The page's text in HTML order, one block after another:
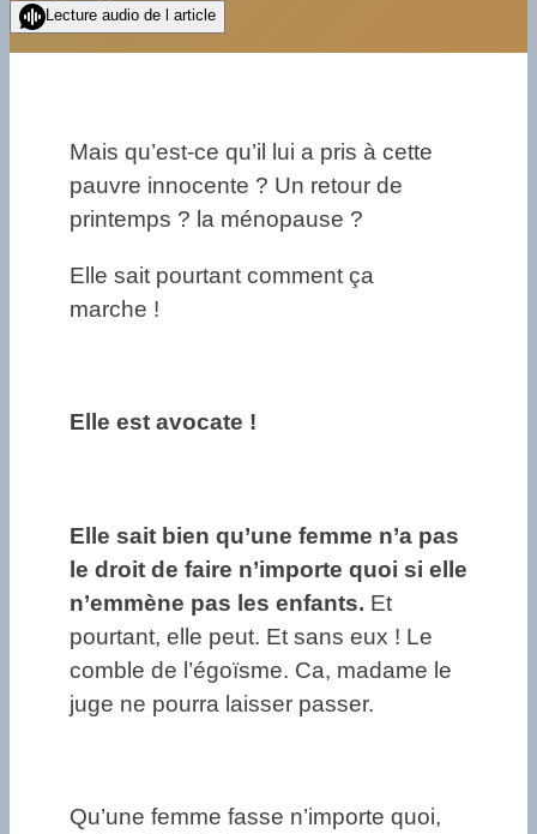
Lecture audio de l article
Mais qu’est-ce qu’il lui a pris à cette
pauvre innocente ? Un retour de
printemps ? la ménopause ?
Elle sait pourtant comment ça
marche !
Elle est avocate !
Elle sait bien qu’une femme n’a pas
le droit de faire n’importe quoi si elle
n’emmène pas les enfants. Et
pourtant, elle peut. Et sans eux ! Le
comble de l’égoïsme. Ca, madame le
juge ne pourra laisser passer.
Qu’une femme fasse n’importe quoi,